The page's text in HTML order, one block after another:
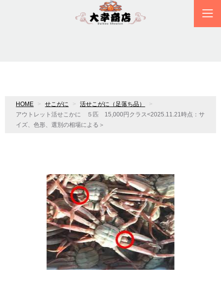
HOME せこがに
活せこがに（足落ち品）
アウトレット活せこかに ５匹 15,000円クラス<2025.11.21時点：サ
イズ、色形、選別の相場による＞